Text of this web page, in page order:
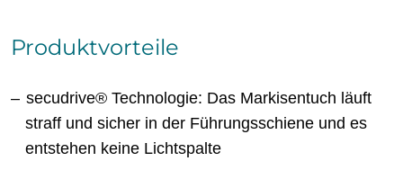
Produktvorteile
secudrive® Technologie: Das Markisentuch läuft
straff und sicher in der Führungsschiene und es
entstehen keine Lichtspalte